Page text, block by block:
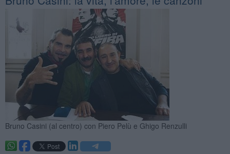
Bruno Casini (al centro) con Piero Pelù e Ghigo Renzulli